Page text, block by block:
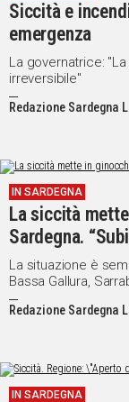
Siccità e
emergenza
La governatrice:
irreversibile"
Redazione Sardegna
IN SARDEGNA
La siccità
Sardegna.
La situazione è
Bassa Gallura,
Cagliaritano
Redazione Sardegna
IN SARDEGNA